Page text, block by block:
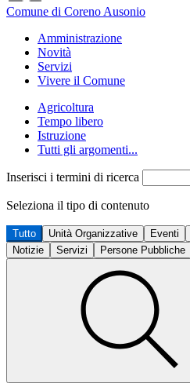
Comune di Coreno Ausonio
Amministrazione
Novità
Servizi
Vivere il Comune
Agricoltura
Tempo libero
Istruzione
Tutti gli argomenti...
Inserisci i termini di ricerca
Seleziona il tipo di contenuto
Tutto Unità Organizzative Eventi
Notizie
Servizi Persone Pubbliche